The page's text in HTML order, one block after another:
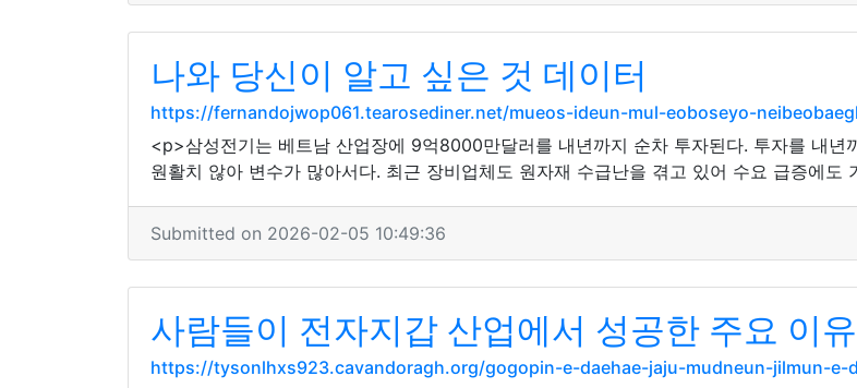
나와 당신이 알고 싶은 것 데이터
https://fernandojwop061.tearosediner.net/mueos-ideun-mul-eoboseyo-
<p>삼성전기는 베트남 산업장에 9억8000만달러를 내년까지 순차 투자된다. 투자를 내년
원활치 않아 변수가 많아서다. 최근 장비업체도 원자재 수급난을 겪고 있어 수요 급증에
Submitted on 2026-02-05 10:49:36
사람들이 전자지갑 산업에서 성공한 주요 이유
https://tysonlhxs923.cavandoragh.org/gogopin-e-daehae-jaju-mudneun-jilmun-e-